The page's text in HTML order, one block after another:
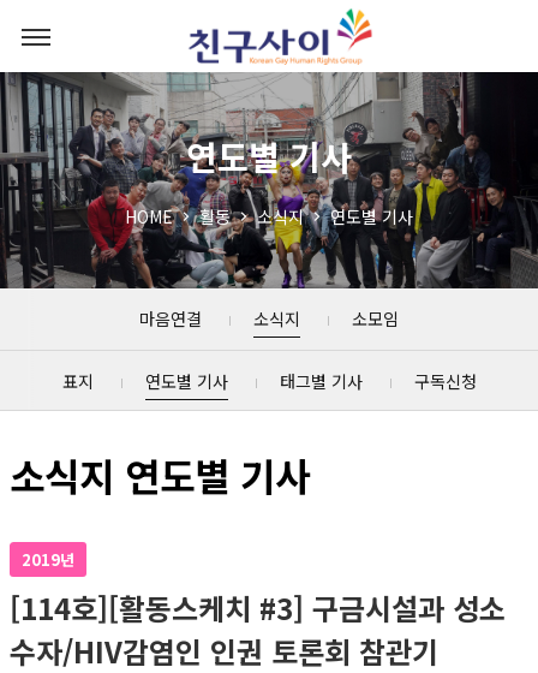
연도별 기사
HOME 활동 소식지 연도별 기사
마음연결 소식지 소모임
표지 연도별 기사 태그별 기사 구독신청
소식지 연도별 기사
2019년
[114호][활동스케치 #3] 구금시설과 성소
수자/HIV감염인 인권 토론회 참관기